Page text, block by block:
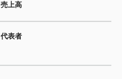
売上高
代表者